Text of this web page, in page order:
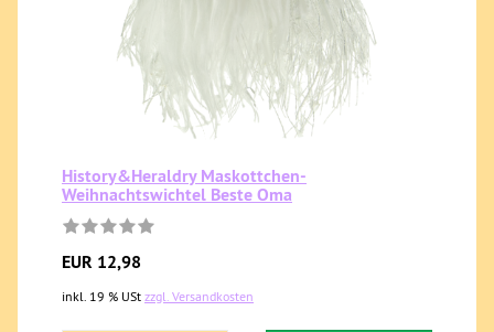
History&Heraldry Maskottchen-
Weihnachtswichtel Beste Oma
EUR 12,98
inkl. 19 % USt zzgl. Versandkosten